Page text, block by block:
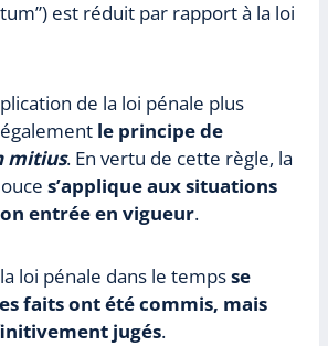
est réduit par rapport à la loi
de la loi pénale plus
le principe de
mitius. En vertu de cette règle, la
s’applique aux situations
entrée en vigueur.
loi pénale dans le tempsse
faits ont été commis, mais
jugés.